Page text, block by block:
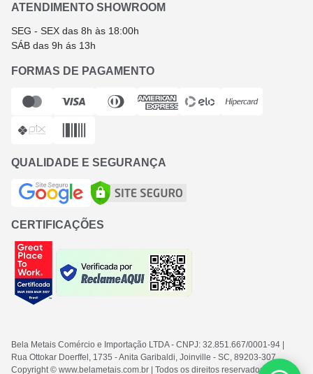
ATENDIMENTO SHOWROOM
SEG - SEX das 8h às 18:00h
SÁB das 9h ás 13h
FORMAS DE PAGAMENTO
QUALIDADE E SEGURANÇA
CERTIFICAÇÕES
Bela Metais Comércio e Importação LTDA- CNPJ: 32.851.667/0001-94
Rua Ottokar Doerffel, 1735 - Anita Garibaldi, Joinville - SC, 89203-307
Copyright © www.belametais.com.br | Todos os direitos reservados